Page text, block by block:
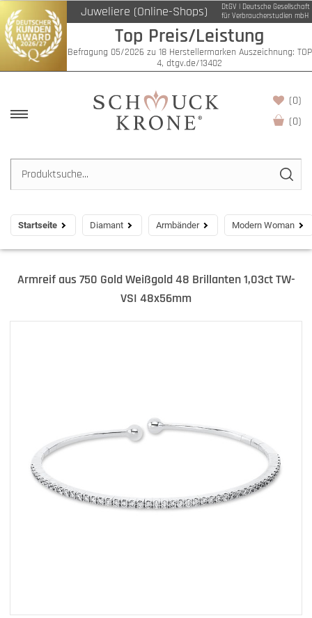
Juweliere (Online-Shops)
DtGV | Deutsche Gesellschaft
für Verbraucherstudien mbH
Top Preis/Leistung
Befragung 05/2026 zu 18 Herstellermarken Auszeichnung: TOP
4, dtgv.de/13402
(0)
(0)
Startseite Diamant Armbänder Modern Woman
Armreif aus 750 Gold Weißgold 48 Brillanten 1,03ct TW-
VSI 48x56mm